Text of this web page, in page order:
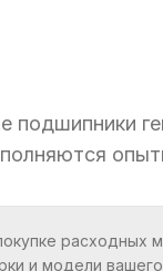
подшипники
расходных
и модели